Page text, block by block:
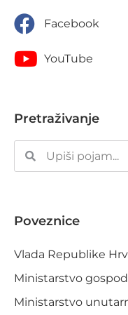
Facebook
YouTube
Pretraživanje
Poveznice
Vlada Republike
Ministarstvo
Ministarstvo